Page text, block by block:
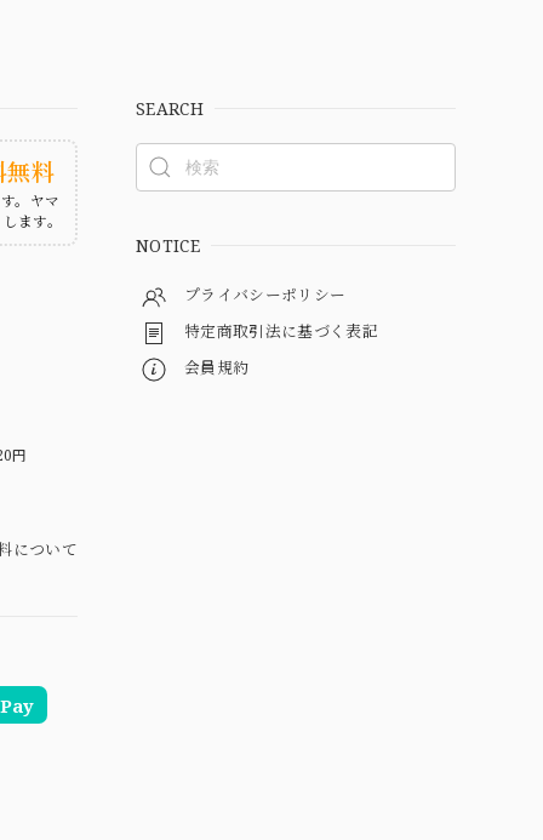
無料
。ヤマ
ます。
円
について
SEARCH
NOTICE
プライバシーポリシー
特定商取引法に基づく表記
会員規約